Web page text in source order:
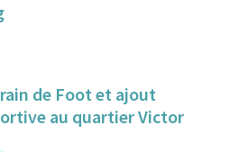
de Foot et ajout
au quartier Victor